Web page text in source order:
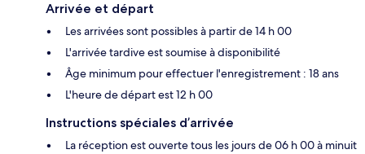
Arrivée et départ
Les arrivées sont possibles à partir de 14 h 00
L'arrivée tardive est soumise à disponibilité
Âge minimum pour effectuer l'enregistrement : 18 ans
L'heure de départ est 12 h 00
Instructions spéciales d’arrivée
La réception est ouverte tous les jours de 06 h 00 à minuit